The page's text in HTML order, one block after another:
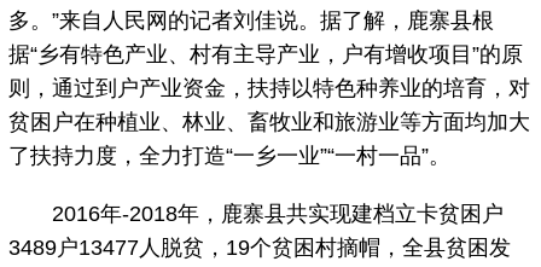
多。”来自人民网的记者刘佳说。据了解，鹿寨县根
据“乡有特色产业、村有主导产业，户有增收项目”的原
则，通过到户产业资金，扶持以特色种养业的培育，对
贫困户在种植业、林业、畜牧业和旅游业等方面均加大
了扶持力度，全力打造“一乡一业”“一村一品”。
2016年-2018年，鹿寨县共实现建档立卡贫困户
3489户13477人脱贫，19个贫困村摘帽，全县贫困发